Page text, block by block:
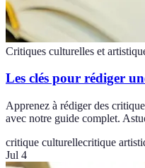
Critiques culturelles et
Les clés pour rédiger
Apprenez à rédiger des
avec notre guide complet.
critique culturellecritique
Jul 4